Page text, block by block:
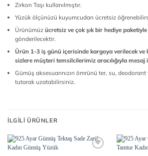
Zirkon Taşı kullanılmıştır.
Yüzük ölçünüzü kuyumcudan ücretsiz
Ürünümüz ücretsiz ve çok şık bir hediye paketiyle
gönderilecektir.
Ürün 1-3 iş günü içerisinde kargoya verilecek ve
sizlere müşteri temsilcilerimiz aracılığıyla mesaj
Gümüş aksesuarınızın ömrünü ter, su,
tutarak uzatabilirsiniz.
İLGILI ÜRÜNLER